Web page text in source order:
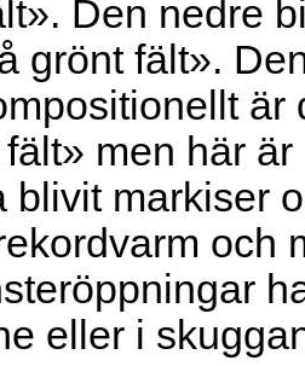
Den nedre
grönt fält».
är
men här
blivit markiser
och
eller i